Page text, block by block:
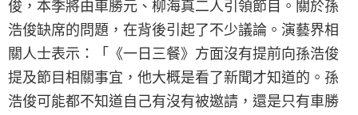
俊，本季將由車勝元、柳海真二人引領節目。關於孫
浩俊缺席的問題，在背後引起了不少議論。演藝界相
關人士表示：「《一日三餐》方面沒有提前向孫浩俊
提及節目相關事宜，他大概是看了新聞才知道的。孫
浩俊可能都不知道自己有沒有被邀請，還是只有車勝